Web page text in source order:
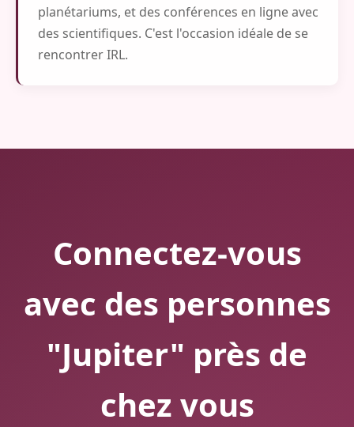
planétariums, et des conférences en ligne avec
des scientifiques. C'est l'occasion idéale de se
rencontrer IRL.
Connectez-vous
avec des personnes
"Jupiter" près de
chez vous